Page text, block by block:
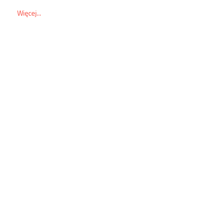
Więcej...